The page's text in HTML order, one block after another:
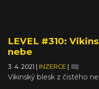
LEVEL #310:
nebe
3. 4. 2021 INZERCE
Vikinský blesk z čistého